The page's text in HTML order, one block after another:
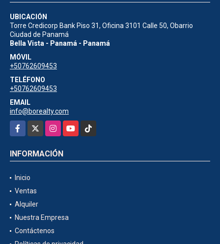
UBICACIÓN
Torre Credicorp Bank Piso 31, Oficina 3101 Calle 50, Obarrio
Ciudad de Panamá
Bella Vista - Panamá - Panamá
MÓVIL
+50762609453
TELÉFONO
+50762609453
EMAIL
info@borealty.com
Facebook
InstagramYouTubeTikTok
INFORMACIÓN
Inicio
Ventas
Alquiler
Nuestra Empresa
Contáctenos